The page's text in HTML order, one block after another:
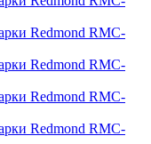
Redmond RMC-
Redmond RMC-
Redmond RMC-
Redmond RMC-